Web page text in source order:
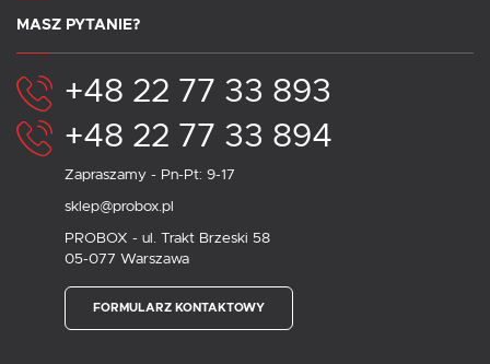
MASZ PYTANIE?
+48 22 77 33 893
+48 22 77 33 894
Zapraszamy - Pn-Pt: 9-17
sklep@probox.pl
PROBOX - ul. Trakt Brzeski 58
05-077 Warszawa
FORMULARZ KONTAKTOWY